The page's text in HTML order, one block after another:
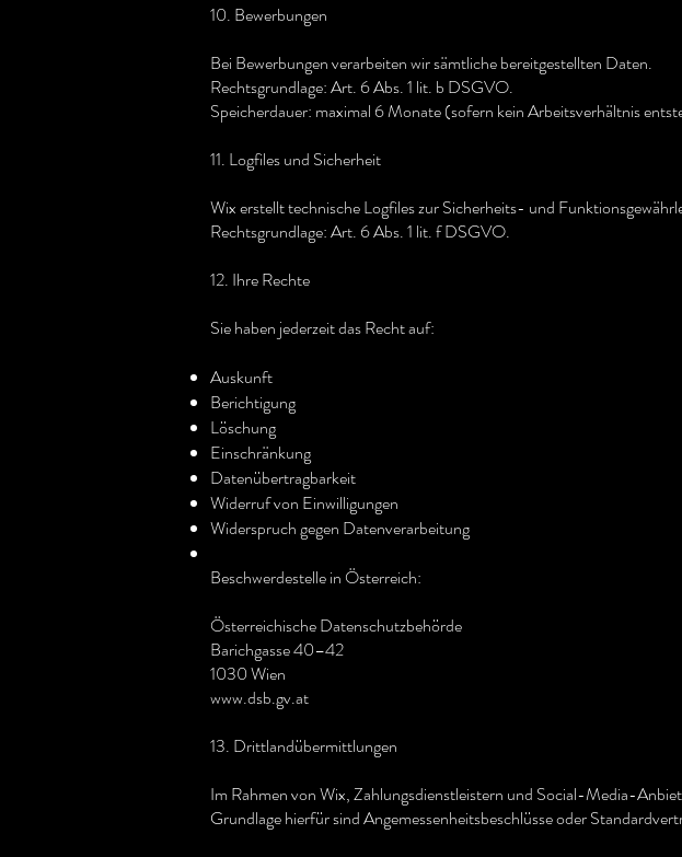
10. Bewerbungen
Bei Bewerbungen verarbeiten wir sämtliche bereitgestellten Daten.
Rechtsgrundlage: Art. 6 Abs. 1 lit. b DSGVO.
Speicherdauer: maximal 6 Monate (sofern kein Arbeitsverhältnis
11. Logfiles und Sicherheit
Wix erstellt technische Logfiles zur Sicherheits- und
Rechtsgrundlage: Art. 6 Abs. 1 lit. f DSGVO.
12. Ihre Rechte
Sie haben jederzeit das Recht auf:
Auskunft
Berichtigung
Löschung
Einschränkung
Datenübertragbarkeit
Widerruf von Einwilligungen
Widerspruch gegen Datenverarbeitung
Beschwerdestelle in Österreich:
Österreichische Datenschutzbehörde
Barichgasse 40–42
1030 Wien
www.dsb.gv.at
13. Drittlandübermittlungen
Im Rahmen von Wix, Zahlungsdienstleistern und Social-Media-
Grundlage hierfür sind Angemessenheitsbeschlüsse oder